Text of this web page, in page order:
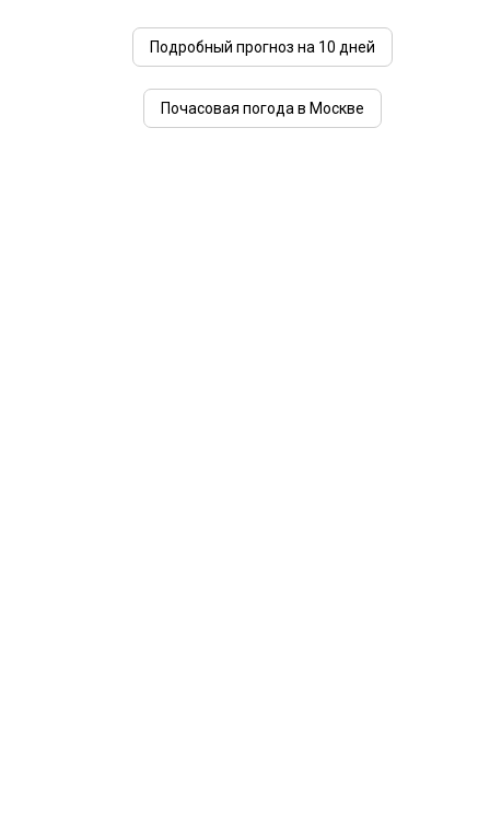
Подробный прогноз на 10 дней
Почасовая погода в Москве